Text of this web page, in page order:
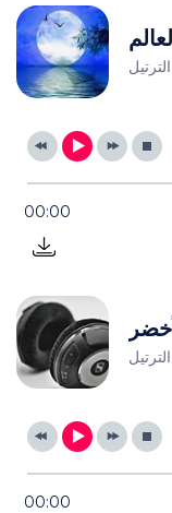
الترتيل
00:00
الترتيل
00:00